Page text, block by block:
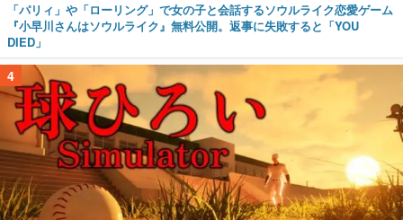
「パリィ」や「ローリング」で女の子と会話するソウルライク恋愛ゲーム
『小早川さんはソウルライク』無料公開。返事に失敗すると「YOU
DIED」
4